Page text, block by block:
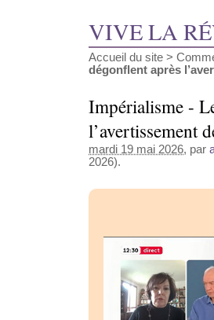
VIVE LA
Accueil du site >
dégonflent après
Impérialisme -
l’avertissement
mardi 19 mai 2026, par
2026).